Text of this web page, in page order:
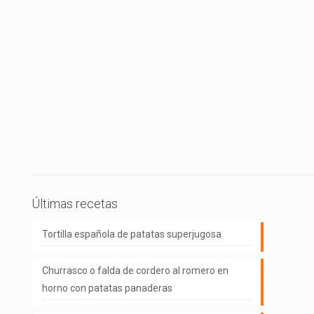
Últimas recetas
Tortilla española de patatas superjugosa
Churrasco o falda de cordero al romero en
horno con patatas panaderas